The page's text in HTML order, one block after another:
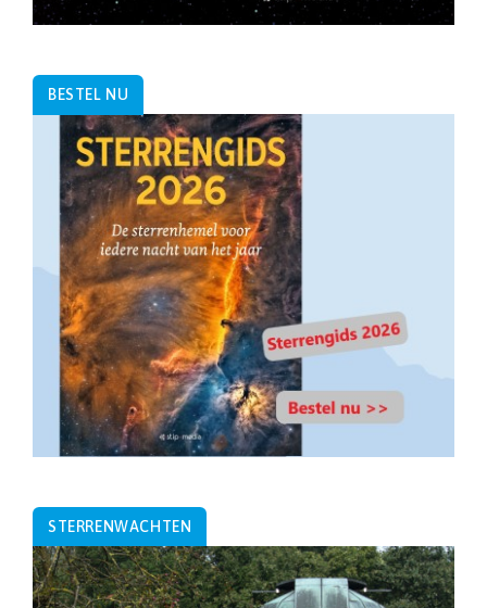
BESTEL NU
STERRENWACHTEN